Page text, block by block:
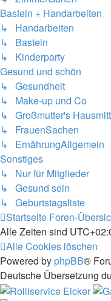
Basteln + Handarbeiten
↳ Handarbeiten
↳ Basteln
↳ Kinderparty
Gesund und schön
↳ Gesundheit
↳ Make-up und Co
↳ Großmutter's
↳ FrauenSachen
↳ ErnährungAllgemein
Sonstiges
↳ Nur für Mitglieder
↳ Gesund sein
↳ Geburtstagsliste
Startseite Foren-
Alle Zeiten sind
Alle Cookies löschen
Powered by phpBB®
Deutsche Übersetzung